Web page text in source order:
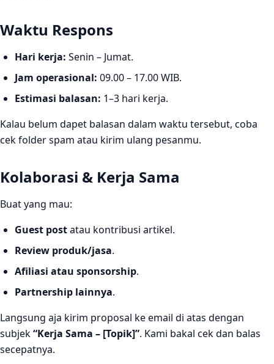
Waktu Respons
Hari kerja: Senin – Jumat.
Jam operasional: 09.00 – 17.00 WIB.
Estimasi balasan: 1–3 hari kerja.
Kalau belum dapet balasan dalam waktu tersebut, coba
cek folder spam atau kirim ulang pesanmu.
Kolaborasi & Kerja Sama
Buat yang mau:
Guest postatau kontribusi artikel.
Review produk/jasa.
Afiliasi atau sponsorship.
Partnership lainnya.
Langsung aja kirim proposal ke email di atas dengan
subjek“Kerja Sama – [Topik]”. Kami bakal cek dan balas
secepatnya.